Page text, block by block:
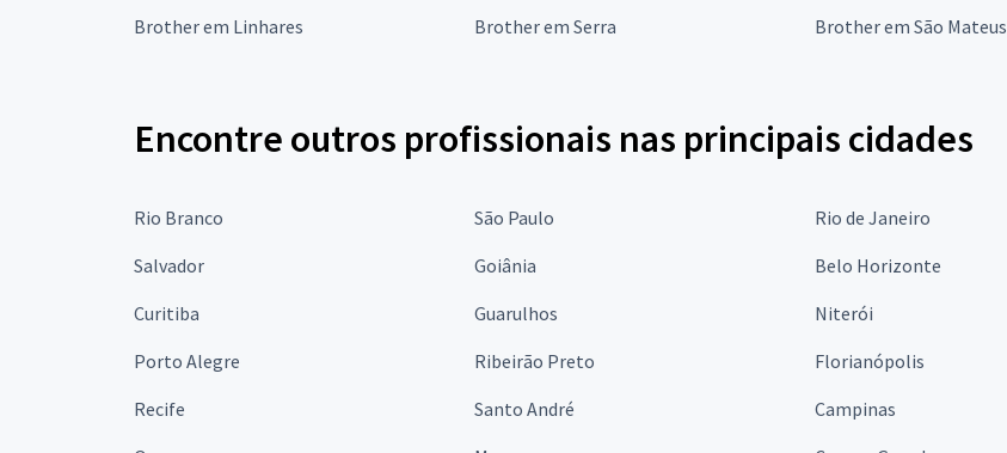
Brother em Linhares
Brother em Serra Brother em São Mateus
Encontre outros profissionais nas principais cidades
Rio Branco São Paulo Rio de Janeiro
Salvador
Goiânia Belo Horizonte
Curitiba
Guarulhos Niterói
Porto Alegre
Ribeirão Preto Florianópolis
Recife
Santo André Campinas